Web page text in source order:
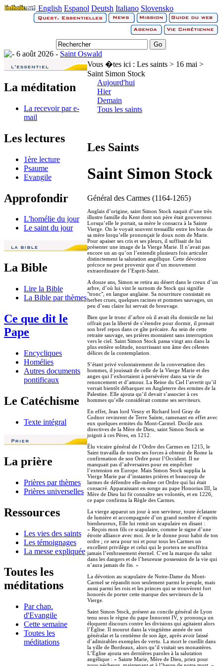
English Espanol Deutsh Italiano Slovensko
6 août 2026 - Saint Oswald
La méditation
La recevoir par e-
mail
Les lectures
1ère lecture
Psaume
Evangile
Approfondir
L'homélie du jour
Le saint du jour
La Bible
Lire la Bible
La Bible par thèmes
Ce que dit le
Pape
Encycliques
Homélies
Autres documents
pontificaux
Le Catéchisme
Texte intégral
La prière
Prières par thèmes
Prières universelles
Ressources
Les vies des saints
Les témoignages
La messe expliquée
Toutes les
méditations
Par chap.
d'Evangile
Cette semaine
Toutes les
méditations
Vous �tes ici : Les saints > 16 mai >
Saint Simon Stock
Aujourd'hui
Hier
Demain
Tous les saints
Les Saints
Saint Simon Stock
Général des Carmes (1164-1265)
Anglais d’origine, saint Simon Stock naquit d’une très
illustre famille du Kent dont son père était gouverneur.
Lorsqu’elle le portait, sa mère le consacra à la Sainte
Vierge. On le voyait souvent tressaillir entre les bras de
sa mère lorqu’elle prononçait le doux nom de Marie.
Pour apaiser ses cris et ses pleurs, il suffisait de lui
présenter une image de la Vierge Marie. Il n’avait pas
encore un an qu’on l’entendit plusieurs fois articuler
distinctement la salutation angélique. Cette dévotion
précoce ne peut provenir que d’un mouvement
extraordinaire de l’Esprit-Saint.
A douze ans, Simon se retira au désert dans le creux d’un
arbre, d’où lui vint le surnom de Stock qui signifie
"tronc", en langue anglaise. Sa nourriture consistait en
herbes crues, quelques racines et pommes sauvages, un
peu d’eau claire lui servait de breuvage.
Bien que le tronc d’arbre où il avait élu domicile ne lui
offrait pas la liberté de s’étendre pour dormir, il prenait
son bref repos dans ce gîte précaire. Au sein de cette
retraite sauvage, ses prières montaient sans interruption
vers le ciel. Saint Simon Stock passa vingt ans dans la
plus entière solitude, nourrissant son âme des célestes
délices de la contemplation.
S’étant privé volontairement de la conversation des
hommes, il jouissait de celle de la Vierge Marie et des
anges qui l’exhortaient à persévérer dans sa vie de
renoncement et d’amour. La Reine du Ciel l’avertit qu’il
verrait bientôt débarquer en Angleterre des ermites de la
Palestine. Elle ajouta qu’il devait s’associer à ces
hommes qu’elle considérait comme ses serviteurs.
En effet, Jean lord Vesoy et Richard lord Gray de
Codnor revinrent de Terre Sainte, ramenant en effet avec
eux quelques ermites du Mont-Carmel. Docile aux
directives de la Mère de Dieu, saint Simon Stock se
joignit à ces Pères, en 1212.
Élu vicaire général de l’Ordre des Carmes en 1215, le
Saint travailla de toutes ses forces à obtenir de Rome la
confirmation de son Ordre pour l’Occident. Il ne
manquait pas d’adversaires pour en empêcher
l’extension en Europe. Mais Simon Stock supplia la
Vierge Marie par d’instantes prières et beaucoup de
larmes de défendre elle-même cet Ordre qui lui était
consacré. Apparaissant en songe au pape Honorius III, la
Mère de Dieu lui fit connaître ses volontés, et en 1226,
ce pape confirma la Règle des Carmes.
La vierge apparut un jour à son serviteur, toute éclatante
de lumière et accompagnée d’un grand nombre d’esprits
bienheureux, Elle lui remit un scapulaire en disant :
« Reçois mon fils ce scapulaire, comme le signe d’une
étroite alliance avec moi. Je te le donne pour habit de ton
ordre ; ce sera pour toi et pour tous les Carmes un
excellent privilège et celui qui le portera ne souffrira
jamais l’embrasement éternel. C’est la marque du salut
dans les dangers et de l’heureuse possession de la vie qui
n’aura jamais de fin. »
La dévotion au scapulaire de Notre-Dame du Mont-
Carmel se répandit non seulement parmi le peuple, mais
aussi parmi les rois et les princes qui se trouvèrent fort
honorés de porter cette marque des serviteurs de la
Vierge.
Saint Simon Stock, présent au concile général de Lyon
tenu sous le règne du pape Innocent IV, y prononça un
éloquent discours contre les divisions qui agitaient alors
l’Église. Il mourut dans la vingtième année de son
généralat et la centième de son âge, après avoir laissé
d’admirables exemples de vertu. La mort le cueillit dans
la ville de Bordeaux, alors qu’il visitait ses monastères.
L’Église ajouta ses dernières paroles à la salutation
angélique : « Sainte Marie, Mère de Dieu, priez pour